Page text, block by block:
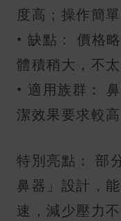
度高；操作簡
• 缺點： 價格
體積稍大，不
• 適用族群：
潔效果要求較高
特別亮點： 部
鼻器」設計，
速，減少壓力